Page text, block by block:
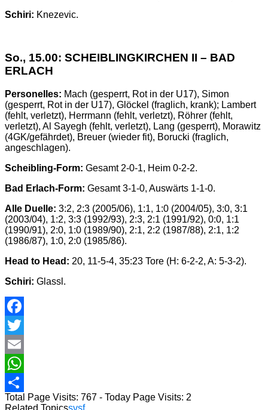
Schiri: Knezevic.
So., 15.00: SCHEIBLINGKIRCHEN II – BAD
ERLACH
Personelles: Mach (gesperrt, Rot in der U17), Simon
(gesperrt, Rot in der U17), Glöckel (fraglich, krank); Lambert
(fehlt, verletzt), Herrmann (fehlt, verletzt), Röhrer (fehlt,
verletzt), Al Sayegh (fehlt, verletzt), Lang (gesperrt), Morawitz
(4GK/gefährdet), Breuer (wieder fit), Borucki (fraglich,
angeschlagen).
Scheibling-Form: Gesamt 2-0-1, Heim 0-2-2.
Bad Erlach-Form: Gesamt 3-1-0, Auswärts 1-1-0.
Alle Duelle: 3:2, 2:3 (2005/06), 1:1, 1:0 (2004/05), 3:0, 3:1
(2003/04), 1:2, 3:3 (1992/93), 2:3, 2:1 (1991/92), 0:0, 1:1
(1990/91), 2:0, 1:0 (1989/90), 2:1, 2:2 (1987/88), 2:1, 1:2
(1986/87), 1:0, 2:0 (1985/86).
Head to Head: 20, 11-5-4, 35:23 Tore (H: 6-2-2, A: 5-3-2).
Schiri: Glassl.
Facebook
Twitter
Email
WhatsApp
Teilen
Total Page Visits: 767 - Today Page Visits: 2